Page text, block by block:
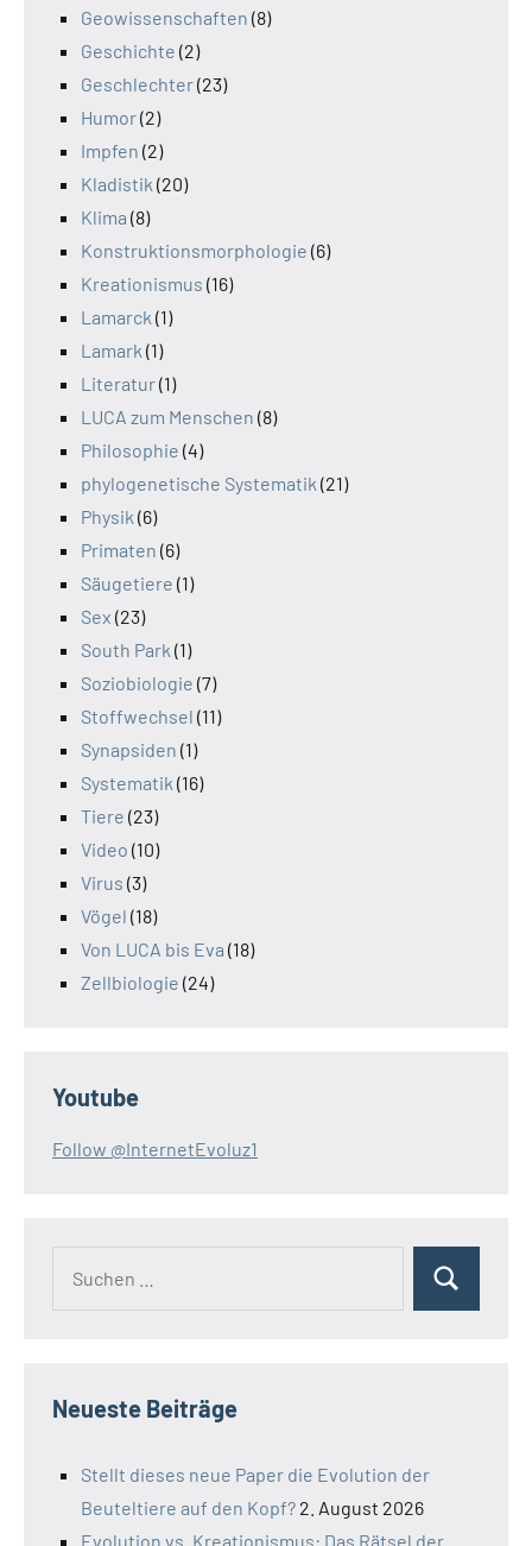
Geowissenschaften (8)
Geschichte (2)
Geschlechter(23)
Humor(2)
Impfen (2)
Kladistik (20)
Klima (8)
Konstruktionsmorphologie (6)
Kreationismus (16)
Lamarck (1)
Lamark (1)
Literatur(1)
LUCA zum Menschen (8)
Philosophie (4)
phylogenetische Systematik (21)
Physik (6)
Primaten (6)
Säugetiere (1)
Sex (23)
South Park (1)
Soziobiologie (7)
Stoffwechsel (11)
Synapsiden (1)
Systematik (16)
Tiere (23)
Video (10)
Virus (3)
Vögel (18)
Von LUCA bis Eva (18)
Zellbiologie (24)
Youtube
Follow @InternetEvoluz1
Suchen
Neueste Beiträge
Stellt dieses neue Paper die Evolution der
Beuteltiere auf den Kopf? 2. August 2026
Evolution vs. Kreationismus: Das Rätsel der